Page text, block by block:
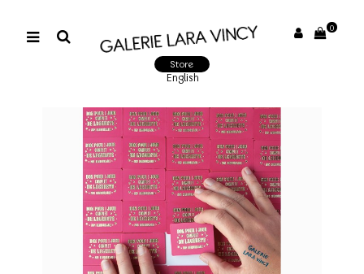
0
Store
English